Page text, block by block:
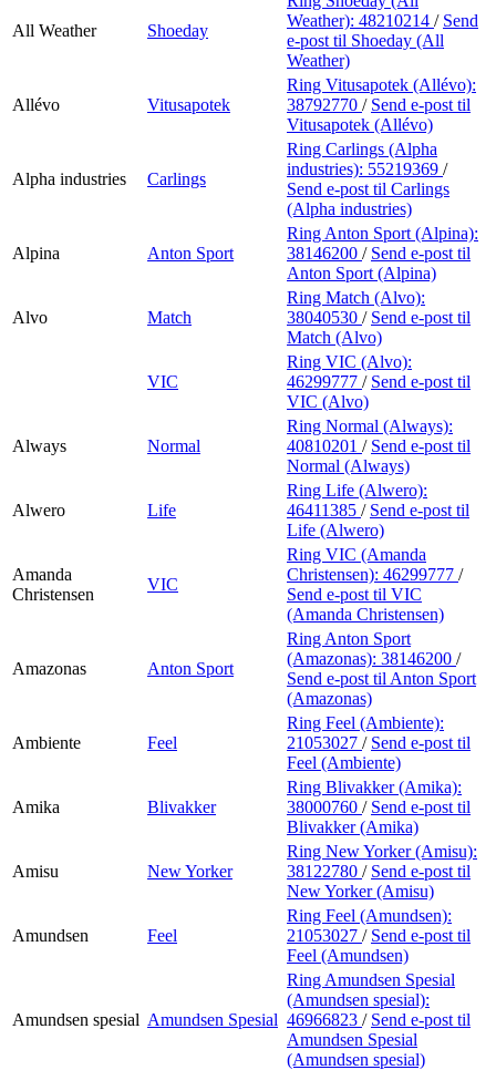
All Weather Shoeday
Weather): 48210214 / Send
e-post til Shoeday (All
Weather)
Allévo Vitusapotek
Ring Vitusapotek (Allévo):
38792770 / Send e-post til
Vitusapotek (Allévo)
Alpha industries Carlings
Ring Carlings (Alpha
industries): 55219369 /
Send e-post til Carlings
(Alpha industries)
Alpina Anton Sport
Ring Anton Sport (Alpina):
38146200 / Send e-post til
Anton Sport (Alpina)
Alvo Match
Ring Match (Alvo):
38040530 / Send e-post til
Match (Alvo)
VIC
Ring VIC (Alvo):
46299777 / Send e-post til
VIC (Alvo)
Always Normal
Ring Normal (Always):
40810201 / Send e-post til
Normal (Always)
Alwero Life
Ring Life (Alwero):
46411385 / Send e-post til
Life (Alwero)
Amanda
Christensen
VIC
Ring VIC (Amanda
Christensen): 46299777 /
Send e-post til VIC
(Amanda Christensen)
Amazonas Anton Sport
Ring Anton Sport
(Amazonas): 38146200 /
Send e-post til Anton Sport
(Amazonas)
Ambiente Feel
Ring Feel (Ambiente):
21053027 / Send e-post til
Feel (Ambiente)
Amika Blivakker
Ring Blivakker (Amika):
38000760 / Send e-post til
Blivakker (Amika)
Amisu New Yorker
Ring New Yorker (Amisu):
38122780 / Send e-post til
New Yorker (Amisu)
Amundsen Feel
Ring Feel (Amundsen):
21053027 / Send e-post til
Feel (Amundsen)
Amundsen spesial Amundsen Spesial
Ring Amundsen Spesial
(Amundsen spesial):
46966823 / Send e-post til
Amundsen Spesial
(Amundsen spesial)